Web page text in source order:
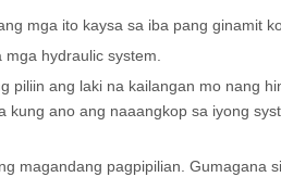
mga ito kaysa sa iba pang ginamit
hydraulic system.
piliin ang laki na kailangan mo nang
ano ang naaangkop sa iyong
magandang pagpipilian. Gumagana